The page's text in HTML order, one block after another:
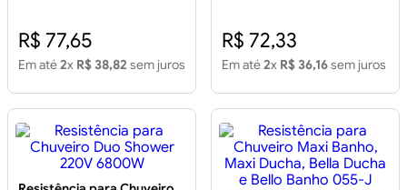
R$ 77,65
Em até2x R$ 38,82 sem juros
R$ 72,33
Em até2x R$ 36,16sem juros